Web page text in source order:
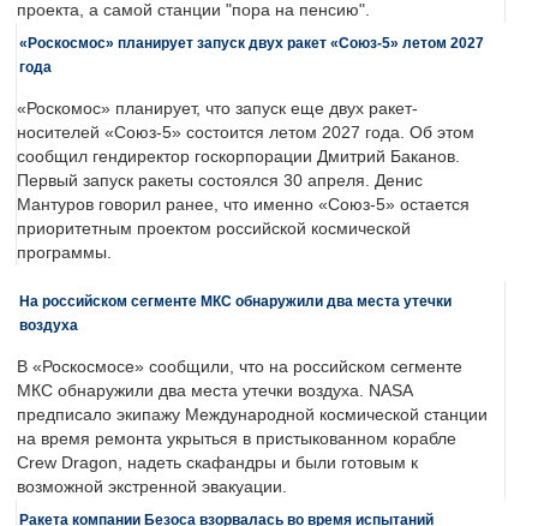
проекта, а самой станции "пора на пенсию".
«Роскосмос» планирует запуск двух ракет «Союз-5» летом 2027
года
«Роскомос» планирует, что запуск еще двух ракет-
носителей «Союз-5» состоится летом 2027 года. Об этом
сообщил гендиректор госкорпорации Дмитрий Баканов.
Первый запуск ракеты состоялся 30 апреля. Денис
Мантуров говорил ранее, что именно «Союз-5» остается
приоритетным проектом российской космической
программы.
На российском сегменте МКС обнаружили два места утечки
воздуха
В «Роскосмосе» сообщили, что на российском сегменте
МКС обнаружили два места утечки воздуха. NASA
предписало экипажу Международной космической станции
на время ремонта укрыться в пристыкованном корабле
Crew Dragon, надеть скафандры и были готовым к
возможной экстренной эвакуации.
Ракета компании Безоса взорвалась во время испытаний